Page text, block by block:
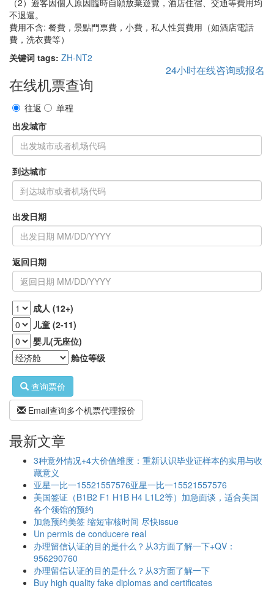
（2）遊客因個人原因臨時自願放棄遊覽，酒店住宿、交通等費用均
不退還。
費用不含: 餐費，景點門票費，小費，私人性質費用（如酒店電話
費，洗衣費等）
关键词 tags: ZH-NT2
24小时在线咨询或报名
在线机票查询
往返
单程
出发城市
到达城市
出发日期
返回日期
成人 (12+)
儿童 (2-11)
婴儿(无座位)
舱位等级
查询票价
Email查询多个机票代理报价
最新文章
3种意外情况+4大价值维度：重新认识毕业证样本的实用与收
藏意义
亚星一比一15521557576亚星一比一15521557576
美国签证（B1B2 F1 H1B H4 L1L2等）加急面谈，适合美国
各个领馆的预约
加急预约美签 缩短审核时间 尽快issue
Un permis de conducere real
办理留信认证的目的是什么？从3方面了解一下+QV：
956290760
办理留信认证的目的是什么？从3方面了解一下
Buy high quality fake diplomas and certificates